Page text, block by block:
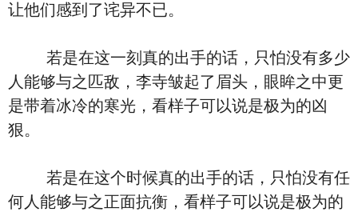
让他们感到了诧异不已。
若是在这一刻真的出手的话，只怕没有多少
人能够与之匹敌，李寺皱起了眉头，眼眸之中更
是带着冰冷的寒光，看样子可以说是极为的凶
狠。
若是在这个时候真的出手的话，只怕没有任
何人能够与之正面抗衡，看样子可以说是极为的